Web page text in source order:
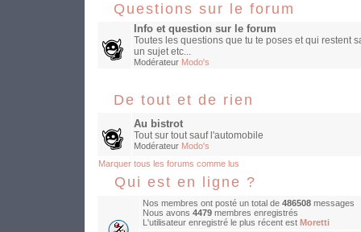
Questions sur le forum
Info et question sur le forum
Toutes les questions que tu te poses et qui restent
un sujet etc...
Modérateur Modo's
De tout et de rien
Au bistrot
Tout sur tout sauf l'automobile
Modérateur Modo's
Marquer tous les forums comme lus
Qui est en ligne ?
Nos membres ont posté un total de 486508 messages
Nous avons 4479 membres enregistrés
L'utilisateur enregistré le plus récent est Moretti